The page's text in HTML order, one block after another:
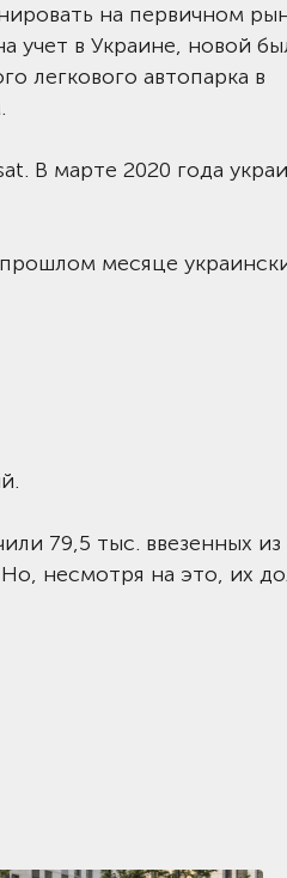
на первичном
учет в Украине, новой
легкового автопарка в
В марте 2020 года
месяце
79,5 тыс. ввезенных из
несмотря на это, их